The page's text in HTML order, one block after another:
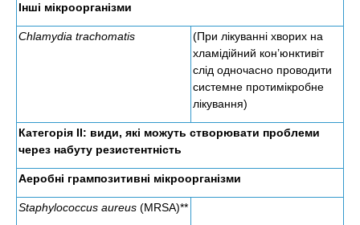
Інші мікроорганізми
Chlamydia trachomatis
(При лікуванні хворих на
хламідійний кон’юнктивіт
слід одночасно проводити
системне протимікробне
лікування)
Категорія II: види, які можуть створювати проблеми
через набуту резистентність
Аеробні грампозитивні мікроорганізми
Staphylococcus aureus (MRSA)**